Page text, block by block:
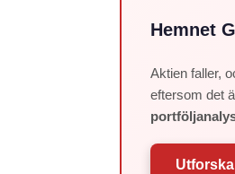
Hemnet
Aktien faller,
eftersom det